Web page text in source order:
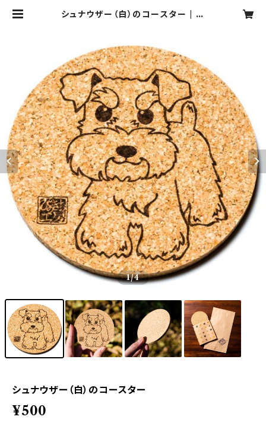
シュナウザー（白）のコースター | ぴ
1/4
シュナウザー（白）のコースター
¥500